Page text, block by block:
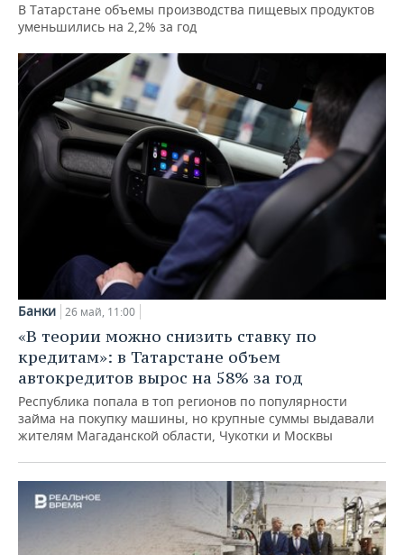
В Татарстане объемы производства пищевых продуктов
уменьшились на 2,2% за год
Банки 26 май, 11:00
«В теории можно снизить ставку по
кредитам»: в Татарстане объем
автокредитов вырос на 58% за год
Республика попала в топ регионов по популярности
займа на покупку машины, но крупные суммы выдавали
жителям Магаданской области, Чукотки и Москвы